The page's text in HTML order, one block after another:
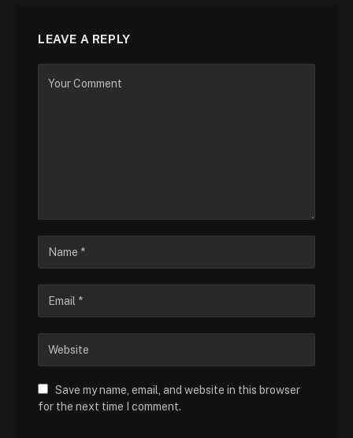
LEAVE A REPLY
Save my name, email, and website in this browser
for the next time I comment.